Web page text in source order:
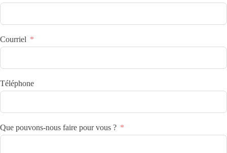
Courriel
Téléphone
Que pouvons-nous faire pour vous ?